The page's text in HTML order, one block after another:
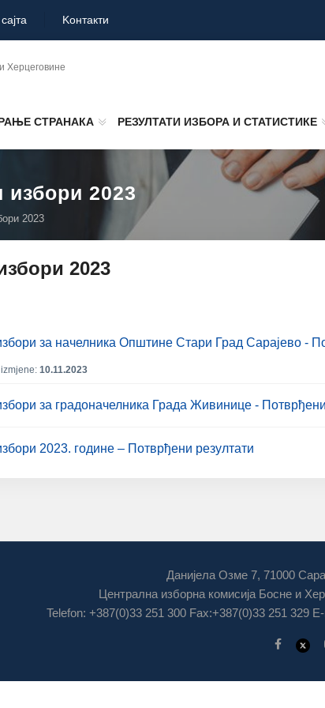
Koнтакти
Херцеговине
СТРАНАКА РЕЗУЛТАТИ ИЗБОРА И СТАТИСТИКЕ
избори 2023
2023
2023
за начелника Општине Стари Град Сарајево -
10.11.2023
за градоначелника Града Живинице -
2023. године – Потврђени резултати
Данијела Озме 7, 71000
Централна изборна комисија Босне и
Telefon: +387(0)33 251 300 Fax:+387(0)33 251 329